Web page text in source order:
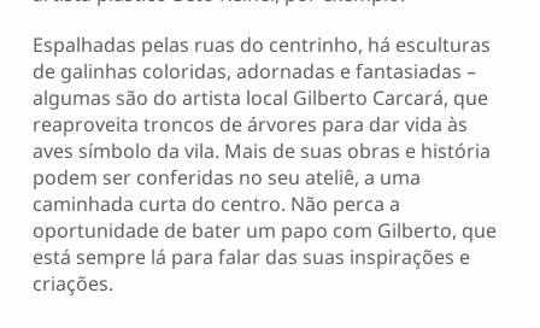
Espalhadas pelas ruas do centrinho, há esculturas
de galinhas coloridas, adornadas e fantasiadas –
algumas são do artista local Gilberto Carcará, que
reaproveita troncos de árvores para dar vida às
aves símbolo da vila. Mais de suas obras e história
podem ser conferidas no seu ateliê, a uma
caminhada curta do centro. Não perca a
oportunidade de bater um papo com Gilberto, que
está sempre lá para falar das suas inspirações e
criações.